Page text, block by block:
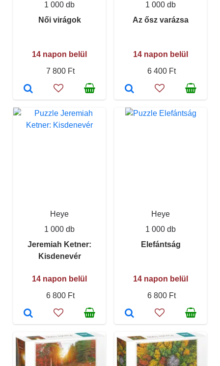
1 000 db
Női virágok
14 napon belül
7 800 Ft
1 000 db
Az ősz varázsa
14 napon belül
6 400 Ft
Heye
1 000 db
Jeremiah Ketner:
Kisdenevér
14 napon belül
6 800 Ft
Heye
1 000 db
Elefántság
14 napon belül
6 800 Ft